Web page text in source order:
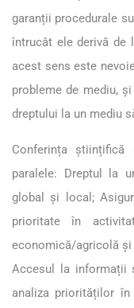
garanții procedurale
întrucât ele derivă de
acest sens este
probleme de mediu,
dreptului la un mediu
Conferința
paralele: Dreptul la
global și local;
prioritate în
economică/agricolă și
Accesul la informații
analiza priorităților